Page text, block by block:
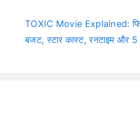
TOXIC Movie Explained:
बजट, स्टार कास्ट, रनटाइम और